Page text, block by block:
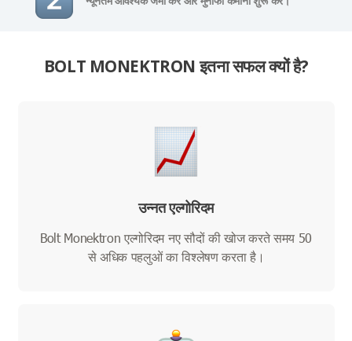
BOLT MONEKTRON इतना सफल क्यों है?
उन्नत एल्गोरिदम
Bolt Monektron एल्गोरिदम नए सौदों की खोज करते समय 50
से अधिक पहलुओं का विश्लेषण करता है।